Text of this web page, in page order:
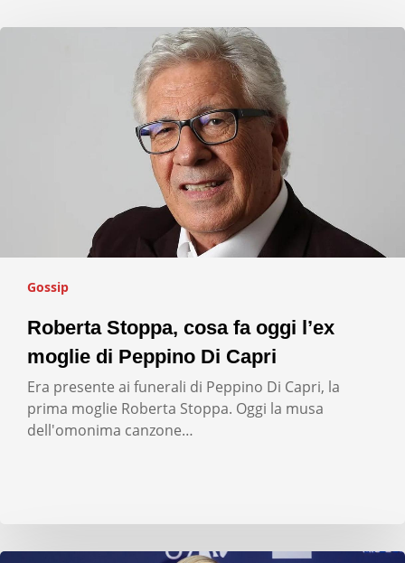
Gossip
Roberta Stoppa, cosa fa oggi l’ex
moglie di Peppino Di Capri
Era presente ai funerali di Peppino Di Capri, la
prima moglie Roberta Stoppa. Oggi la musa
dell'omonima canzone…